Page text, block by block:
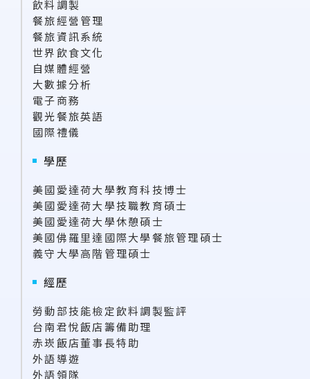
飲料調製
餐旅經營管理
餐旅資訊系統
世界飲食文化
自媒體經營
大數據分析
電子商務
觀光餐旅英語
國際禮儀
學歷
美國愛達荷大學教育科技博士
美國愛達荷大學技職教育碩士
美國愛達荷大學休憩碩士
美國佛羅里達國際大學餐旅管理碩士
義守大學高階管理碩士
經歷
勞動部技能檢定飲料調製監評
台南君悅飯店籌備助理
赤崁飯店董事長特助
外語導遊
外語領隊